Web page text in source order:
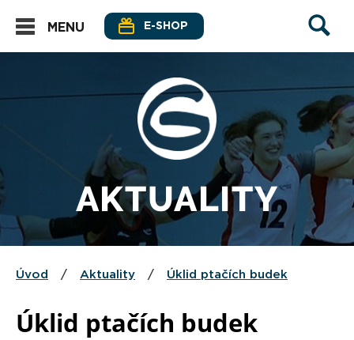
MENU E-SHOP
AKTUALITY
Úvod / Aktuality / Úklid ptačích budek
Úklid ptačích budek